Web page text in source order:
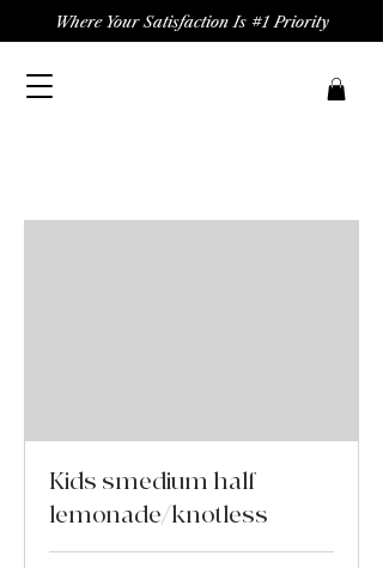
Where Your Satisfaction Is #1 Priority
Kids smedium half
lemonade/knotless